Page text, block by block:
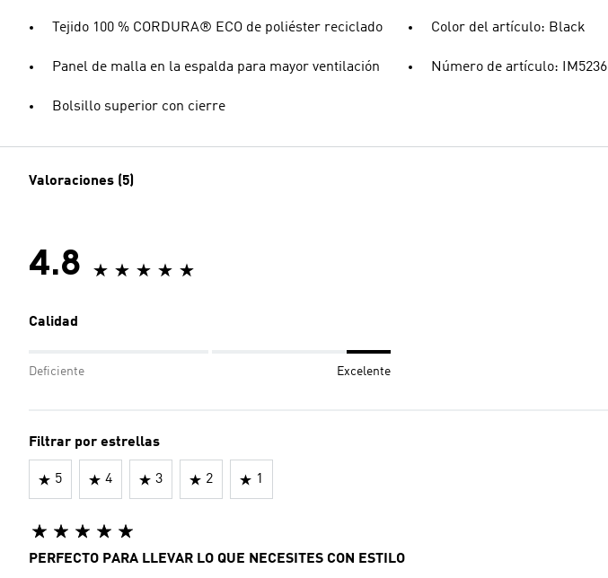
Tejido 100 % CORDURA® ECO de poliéster reciclado
Panel de malla en la espalda para mayor ventilación
Bolsillo superior con cierre
Color del artículo: Black
Número de artículo: IM5236
Valoraciones (5)
4.8
Calidad
Deficiente Excelente
Filtrar por estrellas
5 4 3 2 1
PERFECTO PARA LLEVAR LO QUE NECESITES CON ESTILO